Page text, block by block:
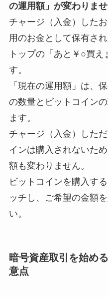
の運用額」が変わりま
チャージ（入金）した
用のお金として保有さ
トップの「あと￥○買
す。
「現在の運用額」は、
の数量とビットコイン
ます。
チャージ（入金）した
インは購入されないた
額も変わりません。
ビットコインを購入す
ッチし、ご希望の金額
い。
暗号資産取引を始め
意点